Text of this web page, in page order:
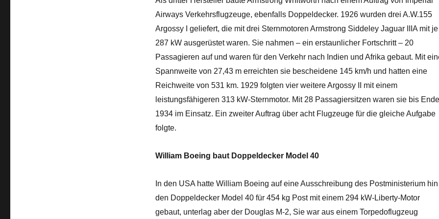
Airways Verkehrsflugzeuge, ebenfalls Doppeldecker. 1926 wurden drei A.W.155
Argossy I geliefert, die mit drei Sternmotoren Armstrong Siddeley Jaguar IIIA mit je
287 kW ausgerüstet waren. Sie nahmen – ein erstaunlicher Fortschritt – 20
Passagieren auf und waren für den Verkehr nach Indien und Afrika gebaut. Mit
Spannweite von 27,43 m erreichten sie bescheidene 145 km/h und hatten eine
Reichweite von 531 km. 1929 folgten vier weitere Argossy II mit einem
leistungsfähigeren 313 kW-Sternmotor. Mit 28 Passagiersitzen waren sie bis Ende
1934 im Einsatz. Ein zweiter Auftrag über acht Flugzeuge für die gleiche Aufgabe
folgte.
William Boeing baut Doppeldecker Model 40
In den USA hatte William Boeing auf eine Ausschreibung des Postministerium hin
den Doppeldecker Model 40 für 454 kg Post mit einem 294 kW-Liberty-Motor
gebaut, unterlag aber der Douglas M-2, Sie war aus einem Torpedoflugzeug